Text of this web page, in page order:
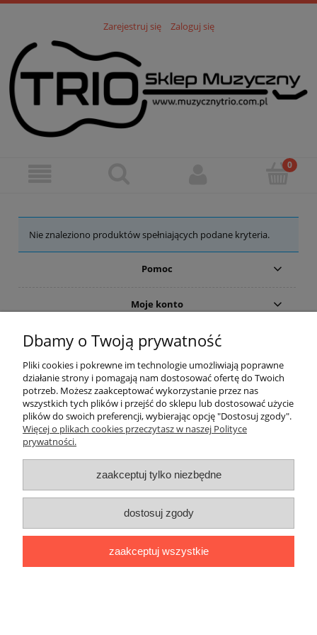
Zarejestruj się Zaloguj się
Nie znaleziono produktów spełniających podane kryteria.
Pomoc
Moje konto
Płatności i dostawa
Informacje
O nas
Sklep internetowy Shoper.pl
Dbamy o Twoją prywatność
Pliki cookies i pokrewne im technologie umożliwiają poprawne
działanie strony i pomagają nam dostosować ofertę do Twoich
potrzeb. Możesz zaakceptować wykorzystanie przez nas
wszystkich tych plików i przejść do sklepu lub dostosować użycie
plików do swoich preferencji, wybierając opcję "Dostosuj zgody".
Więcej o plikach cookies przeczytasz w naszej Polityce
prywatności.
zaakceptuj tylko niezbędne
dostosuj zgody
zaakceptuj wszystkie